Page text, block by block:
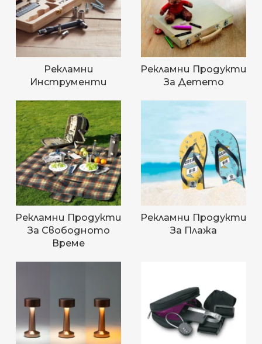
Рекламни
Инструменти
Рекламни Продукти
За Детето
Рекламни Продукти
За Свободното
Време
Рекламни Продукти
За Плажа